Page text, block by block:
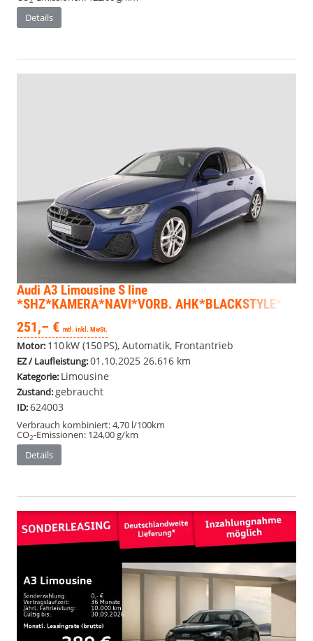
Details
Audi A3 LimousineS line
*SHZ*KAMERA*NAVI*VORB. AHK*BLACKSTYLE*
251,– € mtl. inkl. MwSt.
Motor: 110 kW (150 PS), Automatik, Frontantrieb
EZ / Laufleistung:01.10.2025 26.616 km
Kategorie: Limousine
Zustand:gebraucht
ID:624003
Verbrauch kombiniert:4,70 l/100km
CO2-Emissionen: 124,00 g/km
Details